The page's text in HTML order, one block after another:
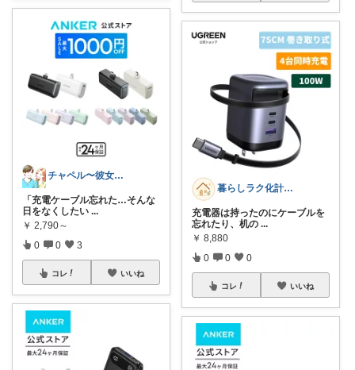
チャペル〜彼女と僕のかわいいモノ探し〜
「充電ケーブル忘れた…そんな
日をなくしたい ...
￥ 2,790～
0 0 3
コレ いいね
暮らしラク化計画｜便利グッズ
充電器は持ったのにケーブルを
忘れたり、机の ...
￥ 8,880
0 0 0
コレ いいね